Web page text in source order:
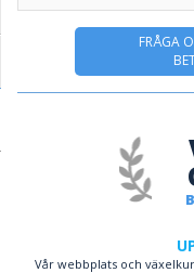
FRÅGA
Vår webbplats och